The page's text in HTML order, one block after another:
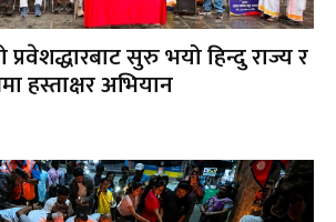
सुरु भयो हिन्दु राज्य र
हस्ताक्षर अभियान